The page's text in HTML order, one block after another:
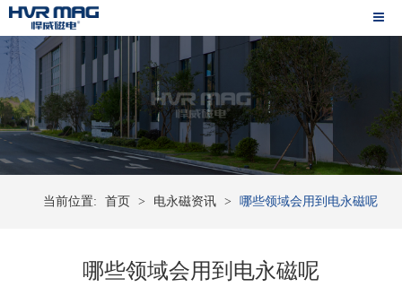
当前位置: 首页 > 电永磁资讯 > 哪些领域会用到电永磁呢
哪些领域会用到电永磁呢